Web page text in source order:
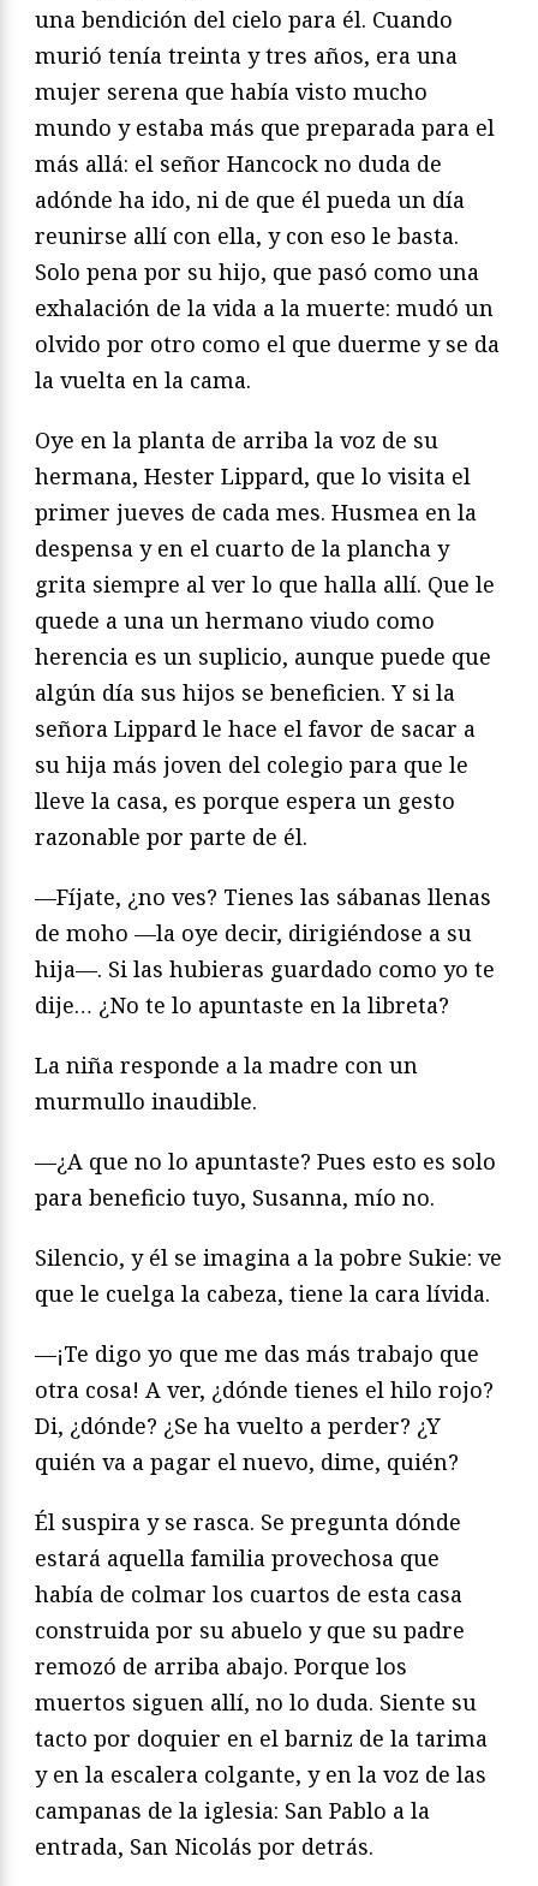
una bendición del cielo para él. Cuando
murió tenía treinta y tres años, era una
mujer serena que había visto mucho
mundo y estaba más que preparada para el
más allá: el señor Hancock no duda de
adónde ha ido, ni de que él pueda un día
reunirse allí con ella, y con eso le basta.
Solo pena por su hijo, que pasó como una
exhalación de la vida a la muerte: mudó un
olvido por otro como el que duerme y se da
la vuelta en la cama.
Oye en la planta de arriba la voz de su
hermana, Hester Lippard, que lo visita el
primer jueves de cada mes. Husmea en la
despensa y en el cuarto de la plancha y
grita siempre al ver lo que halla allí. Que le
quede a una un hermano viudo como
herencia es un suplicio, aunque puede que
algún día sus hijos se beneficien. Y si la
señora Lippard le hace el favor de sacar a
su hija más joven del colegio para que le
lleve la casa, es porque espera un gesto
razonable por parte de él.
—Fíjate, ¿no ves? Tienes las sábanas llenas
de moho —la oye decir, dirigiéndose a su
hija—. Si las hubieras guardado como yo te
dije… ¿No te lo apuntaste en la libreta?
La niña responde a la madre con un
murmullo inaudible.
—¿A que no lo apuntaste? Pues esto es solo
para beneficio tuyo, Susanna, mío no.
Silencio, y él se imagina a la pobre Sukie: ve
que le cuelga la cabeza, tiene la cara lívida.
—¡Te digo yo que me das más trabajo que
otra cosa! A ver, ¿dónde tienes el hilo rojo?
Di, ¿dónde? ¿Se ha vuelto a perder? ¿Y
quién va a pagar el nuevo, dime, quién?
Él suspira y se rasca. Se pregunta dónde
estará aquella familia provechosa que
había de colmar los cuartos de esta casa
construida por su abuelo y que su padre
remozó de arriba abajo. Porque los
muertos siguen allí, no lo duda. Siente su
tacto por doquier en el barniz de la tarima
y en la escalera colgante, y en la voz de las
campanas de la iglesia: San Pablo a la
entrada, San Nicolás por detrás.